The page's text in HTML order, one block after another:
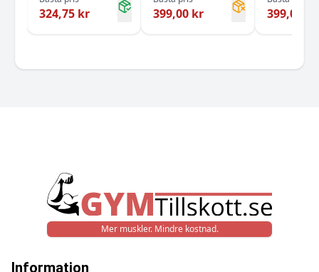
324,75 kr 399,00 kr 399,00 kr
Mer muskler. Mindre kostnad.
Information